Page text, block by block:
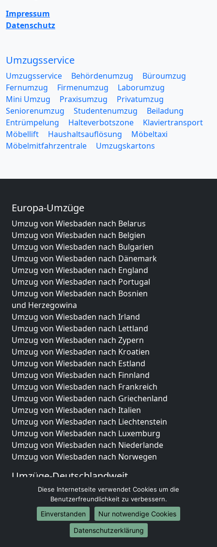
Impressum
Datenschutz
Umzugsservice
Umzugsservice Behördenumzug
Büroumzug
Fernumzug
Firmenumzug
Laborumzug
Mini Umzug
Praxisumzug
Privatumzug
Seniorenumzug
Studentenumzug
Beiladung
Entrümpelung
Halteverbotszone
Klaviertransport
Möbellift
Haushaltsauflösung
Möbeltaxi
Möbelmitfahrzentrale
Umzugskartons
Europa-Umzüge
Umzug von Wiesbaden nach Belarus
Umzug von Wiesbaden nach Belgien
Umzug von Wiesbaden nach Bulgarien
Umzug von Wiesbaden nach Dänemark
Umzug von Wiesbaden nach England
Umzug von Wiesbaden nach Portugal
Umzug von Wiesbaden nach Bosnien
und Herzegowina
Umzug von Wiesbaden nach Irland
Umzug von Wiesbaden nach Lettland
Umzug von Wiesbaden nach Zypern
Umzug von Wiesbaden nach Kroatien
Umzug von Wiesbaden nach Estland
Umzug von Wiesbaden nach Finnland
Umzug von Wiesbaden nach Frankreich
Umzug von Wiesbaden nach Griechenland
Umzug von Wiesbaden nach Italien
Umzug von Wiesbaden nach Liechtenstein
Umzug von Wiesbaden nach Luxemburg
Umzug von Wiesbaden nach Niederlande
Umzug von Wiesbaden nach Norwegen
Umzüge-Deutschlandweit
Umzug von Wiesbaden nach Berlin
Umzug von Wiesbaden nach Hamburg
Umzug von Wiesbaden nach München
Umzug von Wiesbaden nach Köln
Umzug von Wiesbaden nach Frankfurt am Main
Diese Internetseite verwendet Cookies um die
Benutzerfreundlichkeit zu verbessern.
Einverstanden
Nur notwendige Cookies
Datenschutzerklärung